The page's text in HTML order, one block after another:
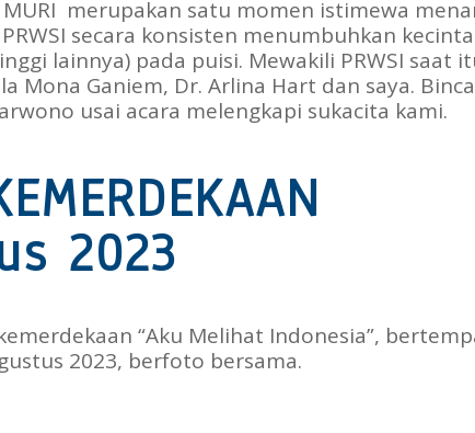
merupakan satu momen istimewa
secara konsisten menumbuhkan
lainnya) pada puisi. Mewakili PRWSI saat
Mona Ganiem, Dr. Arlina Hart dan saya.
usai acara melengkapi sukacita kami.
2023
“Aku Melihat Indonesia”,
2023, berfoto bersama.